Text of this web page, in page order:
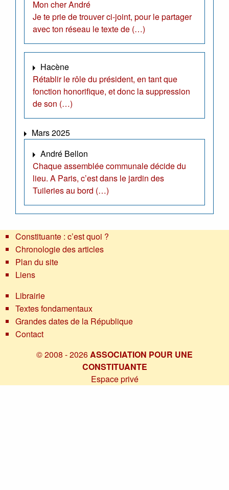
Mon cher André
Je te prie de trouver ci-joint, pour le partager
avec ton réseau le texte de (…)
Hacène
Rétablir le rôle du président, en tant que
fonction honorifique, et donc la suppression
de son (…)
Mars 2025
André Bellon
Chaque assemblée communale décide du
lieu. A Paris, c’est dans le jardin des
Tuileries au bord (…)
Constituante : c’est quoi ?
Chronologie des articles
Plan du site
Liens
Librairie
Textes fondamentaux
Grandes dates de la République
Contact
© 2008 - 2026ASSOCIATION POUR UNE
CONSTITUANTE
Espace privé